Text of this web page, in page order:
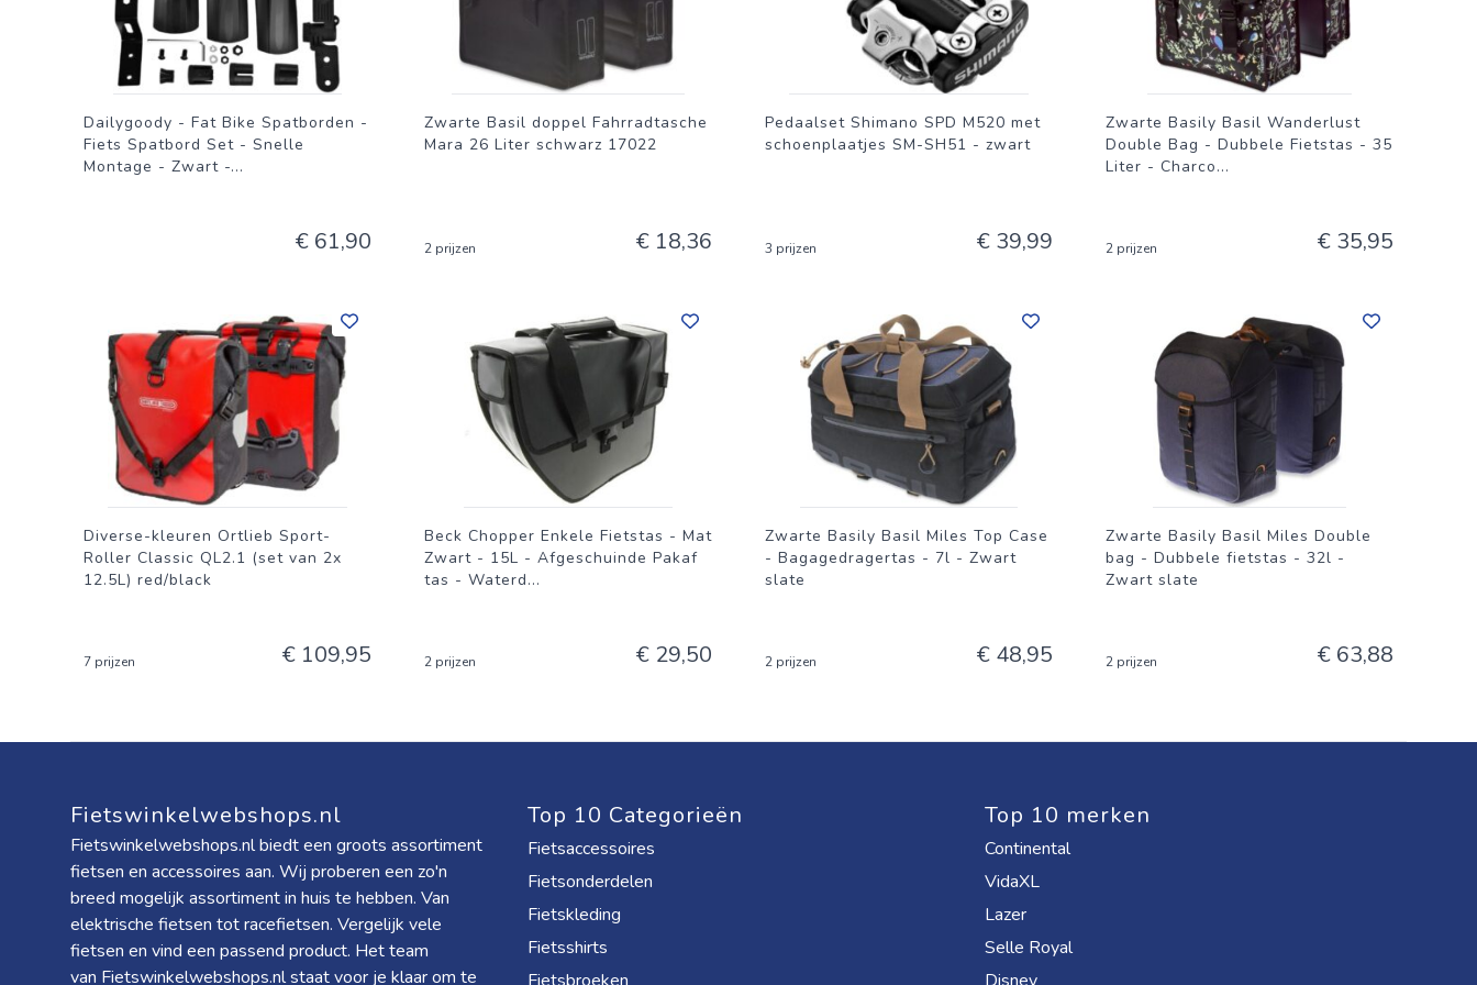
Dailygoody - Fat Bike Spatborden -
Fiets Spatbord Set - Snelle
Montage - Zwart -...
€ 61,90
Zwarte Basil doppel Fahrradtasche
Mara 26 Liter schwarz 17022
2 prijzen € 18,36
Pedaalset Shimano SPD M520 met
schoenplaatjes SM-SH51 - zwart
3 prijzen € 39,99
Zwarte Basily Basil Wanderlust
Double Bag - Dubbele Fietstas - 35
Liter - Charco...
2 prijzen € 35,95
Diverse-kleuren Ortlieb Sport-
Roller Classic QL2.1 (set van 2x
12.5L) red/black
7 prijzen € 109,95
Beck Chopper Enkele Fietstas - Mat
Zwart - 15L - Afgeschuinde Pakaf
tas - Waterd...
2 prijzen € 29,50
Zwarte Basily Basil Miles Top Case
- Bagagedragertas - 7l - Zwart
slate
2 prijzen € 48,95
Zwarte Basily Basil Miles Double
bag - Dubbele fietstas - 32l -
Zwart slate
2 prijzen € 63,88
Fietswinkelwebshops.nl
Fietswinkelwebshops.nl biedt een groots assortiment
fietsen en accessoires aan. Wij proberen een zo'n
breed mogelijk assortiment in huis te hebben. Van
elektrische fietsen tot racefietsen. Vergelijk vele
fietsen en vind een passend product. Het team
van Fietswinkelwebshops.nl staat voor je klaar om te
Top 10 Categorieën
Fietsaccessoires
Fietsonderdelen
Fietskleding
Fietsshirts
Top 10 merken
Continental
VidaXL
Lazer
Selle Royal